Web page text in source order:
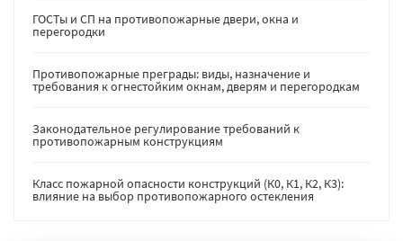
ГОСТы и СП на противопожарные двери, окна и
перегородки
Противопожарные преграды: виды, назначение и
требования к огнестойким окнам, дверям и перегородкам
Законодательное регулирование требований к
противопожарным конструкциям
Класс пожарной опасности конструкций (К0, К1, К2, К3):
влияние на выбор противопожарного остекления